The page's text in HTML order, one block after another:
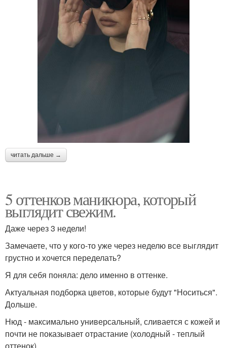
читать дальше →
5 оттенков маникюра, который
выглядит свежим.
Даже через 3 недели!
Замечаете, что у кого-то уже через неделю все выглядит
грустно и хочется переделать?
Я для себя поняла: дело именно в оттенке.
Актуальная подборка цветов, которые будут "Носиться".
Дольше.
Нюд - максимально универсальный, сливается с кожей и
почти не показывает отрастание (холодный - теплый